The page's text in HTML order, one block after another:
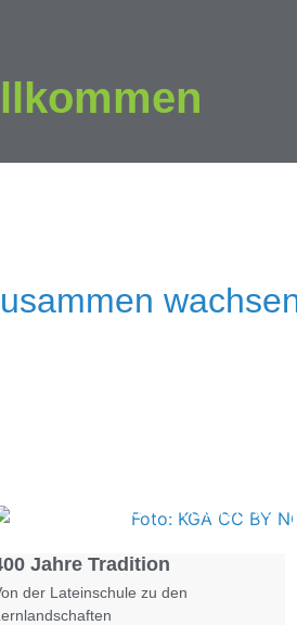
Foto: KGA CC BY NC
Jahre Tradition
der Lateinschule zu den